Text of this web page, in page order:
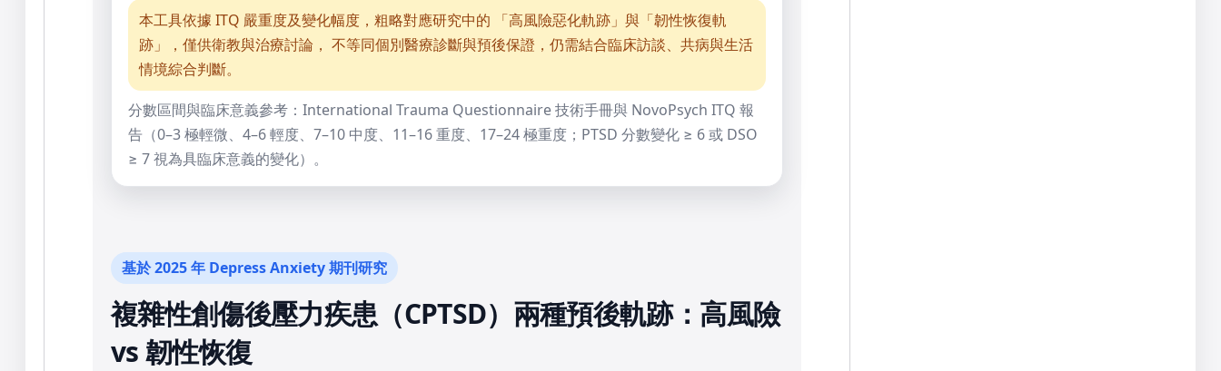
本工具依據 ITQ 嚴重度及變化幅度，粗略對應研究中的 「高風險惡化軌跡」與「韌性恢復軌
跡」，僅供衛教與治療討論， 不等同個別醫療診斷與預後保證，仍需結合臨床訪談、共病與生活
情境綜合判斷。
分數區間與臨床意義參考：International Trauma Questionnaire 技術手冊與 NovoPsych ITQ 報
告（0–3 極輕微、4–6 輕度、7–10 中度、11–16 重度、17–24 極重度；PTSD 分數變化 ≥ 6 或 DSO
≥ 7 視為具臨床意義的變化）。
基於 2025 年 Depress Anxiety 期刊研究
複雜性創傷後壓力疾患（CPTSD）兩種預後軌跡：高風險
vs 韌性恢復